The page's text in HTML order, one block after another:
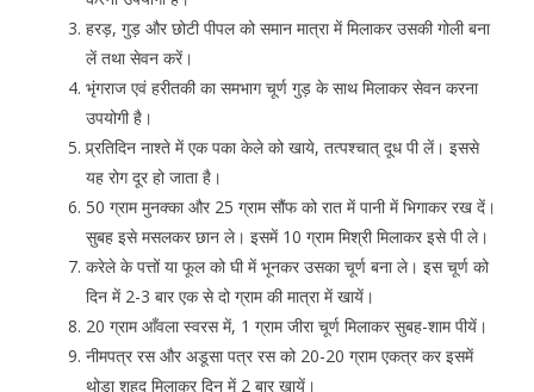
हरड़, गुड़ और छोटी पीपल को समान मात्रा में मिलाकर उसकी गोली बना
लें तथा सेवन करें।
भृंगराज एवं हरीतकी का समभाग चूर्ण गुड़ के साथ मिलाकर सेवन करना
उपयोगी है।
प्र्रतिदिन नाश्ते में एक पका केले को खाये, तत्पश्चात् दूध पी लें। इससे
यह रोग दूर हो जाता है।
50 ग्राम मुनक्का और 25 ग्राम सौंफ को रात में पानी में भिगाकर रख दें।
सुबह इसे मसलकर छान ले। इसमें 10 ग्राम मिश्री मिलाकर इसे पी ले।
करेले के पत्तों या फूल को घी में भूनकर उसका चूर्ण बना ले। इस चूर्ण को
दिन में 2-3 बार एक से दो ग्राम की मात्रा में खायें।
20 ग्राम आँवला स्वरस में, 1 ग्राम जीरा चूर्ण मिलाकर सुबह-शाम पीयें।
नीमपत्र रस और अडूसा पत्र रस को 20-20 ग्राम एकत्र कर इसमें
थोड़ा शहद मिलाकर दिन में 2 बार खायें।